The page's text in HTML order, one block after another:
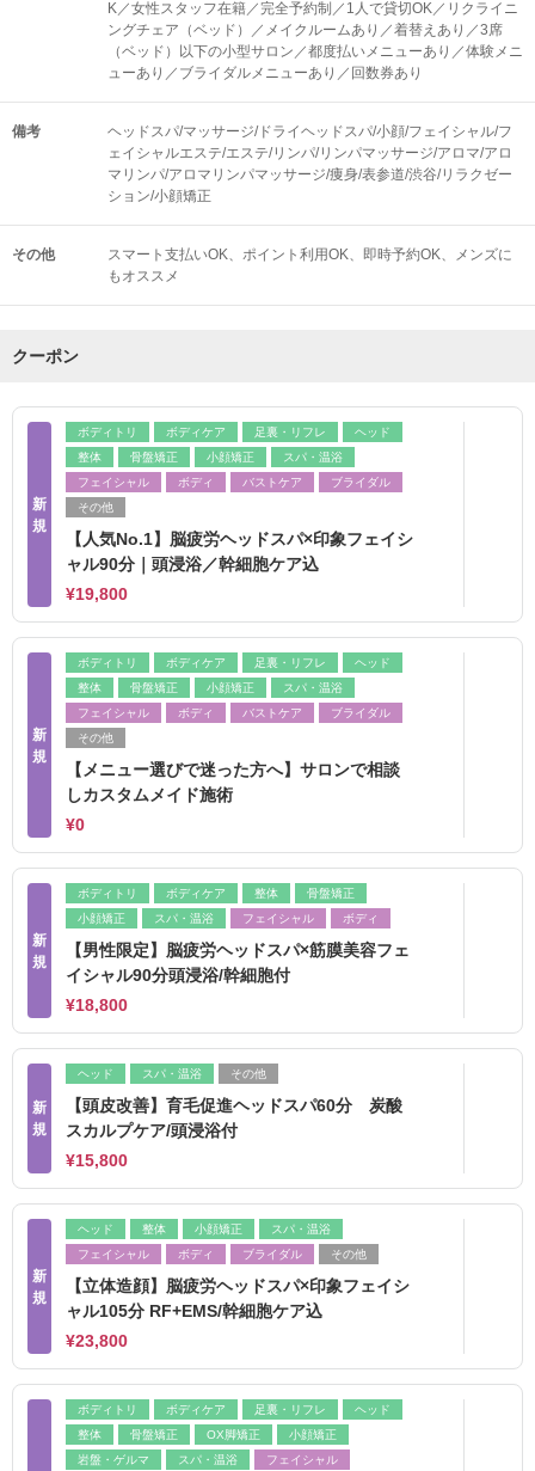
K／女性スタッフ在籍／完全予約制／1人で貸切OK／リクライニ
ングチェア（ベッド）／メイクルームあり／着替えあり／3席
（ベッド）以下の小型サロン／都度払いメニューあり／体験メニ
ューあり／ブライダルメニューあり／回数券あり
備考
ヘッドスパ/マッサージ/ドライヘッドスパ/小顔/フェイシャル/フ
ェイシャルエステ/エステ/リンパ/リンパマッサージ/アロマ/アロ
マリンパ/アロマリンパマッサージ/痩身/表参道/渋谷/リラクゼー
ション/小顔矯正
その他 スマート支払いOK ポイント利用OK 即時予約OK
メンズに
もオススメ
クーポン
新
規
ボディトリ ボディケア 足裏・リフレ
ヘッド
整体
骨盤矯正 小顔矯正
スパ・温浴
フェイシャル
ボディ バストケア
ブライダル
その他
【人気No.1】脳疲労ヘッドスパ×印象フェイシ
ャル90分｜頭浸浴／幹細胞ケア込
¥19,800
新
規
ボディトリ ボディケア 足裏・リフレ
ヘッド
整体
骨盤矯正 小顔矯正
スパ・温浴
フェイシャル
ボディ バストケア
ブライダル
その他
【メニュー選びで迷った方へ】サロンで相談
しカスタムメイド施術
¥0
新
規
ボディトリ ボディケア 整体
骨盤矯正
小顔矯正
スパ・温浴 フェイシャル ボディ
【男性限定】脳疲労ヘッドスパ×筋膜美容フェ
イシャル90分頭浸浴/幹細胞付
¥18,800
新
規
ヘッド スパ・温浴 その他
【頭皮改善】育毛促進ヘッドスパ60分 炭酸
スカルプケア/頭浸浴付
¥15,800
新
規
ヘッド 整体 小顔矯正
スパ・温浴
フェイシャル
ボディ ブライダル その他
【立体造顔】脳疲労ヘッドスパ×印象フェイシ
ャル105分 RF+EMS/幹細胞ケア込
¥23,800
ボディトリ ボディケア 足裏・リフレ
ヘッド
整体
骨盤矯正 OX脚矯正
小顔矯正
岩盤・ゲルマ
スパ・温浴
フェイシャル